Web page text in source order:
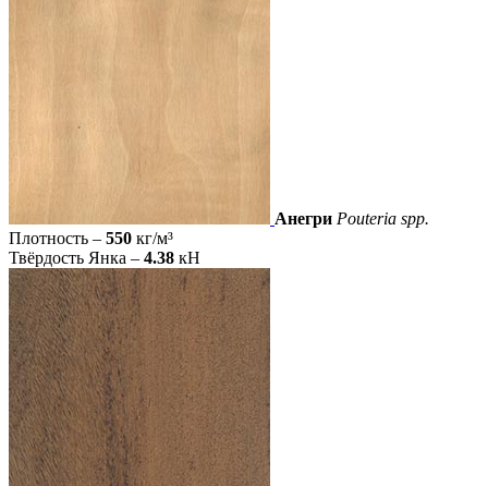
Анегри Pouteria spp.
Плотность – 550 кг/м³
Твёрдость Янка – 4.38 кН